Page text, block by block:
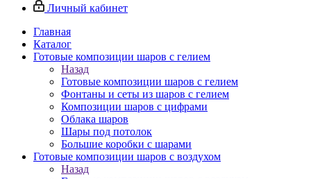
Личный кабинет
Главная
Каталог
Готовые композиции шаров с гелием
Назад
Готовые композиции шаров с гелием
Фонтаны и сеты из шаров с гелием
Композиции шаров с цифрами
Облака шаров
Шары под потолок
Большие коробки с шарами
Готовые композиции шаров с воздухом
Назад